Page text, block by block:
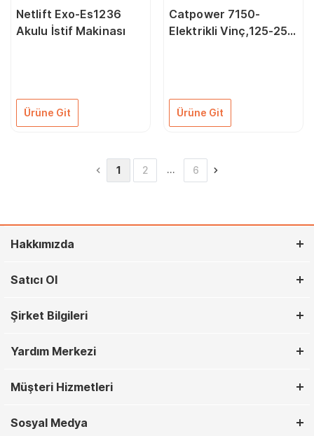
Netlift Exo-Es1236
Akulu İstif Makinası
Ürüne Git
Catpower 7150-
Elektrikli Vinç,125-250
Ürüne Git
1 2 … 6
Hakkımızda
Satıcı Ol
Şirket Bilgileri
Yardım Merkezi
Müşteri Hizmetleri
Sosyal Medya